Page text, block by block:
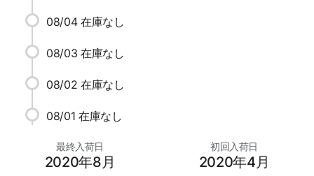
08/04 在庫なし
08/03 在庫なし
08/02 在庫なし
08/01 在庫なし
最終入荷日
2020年8月
初回入荷日
2020年4月